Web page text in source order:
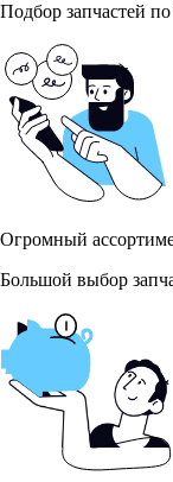
Подбор запчастей
Огромный
Большой выбор